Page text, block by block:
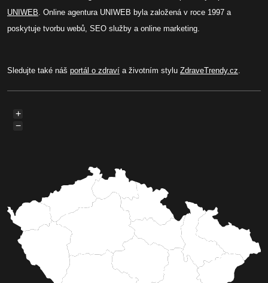
UNIWEB. Online agentura UNIWEB byla založená v roce 1997 a
poskytuje tvorbu webů, SEO služby a online marketing.
Sledujte také náš portál o zdraví a životním stylu ZdraveTrendy.cz.
+
−